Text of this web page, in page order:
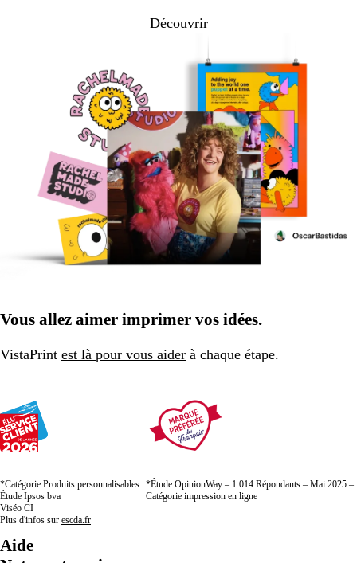
Découvrir
Vous allez aimer imprimer vos idées.
VistaPrint est là pour vous aider à chaque étape.
*Catégorie Produits personnalisables
Étude Ipsos bva
Viséo CI
Plus d'infos sur escda.fr
*Étude OpinionWay – 1 014 Répondants – Mai 2025 –
Catégorie impression en ligne
Aide